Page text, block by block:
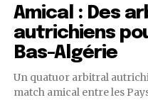
Amical : Des
autrichiens
Bas-Algérie
Un quatuor arbitral
match amical entre les